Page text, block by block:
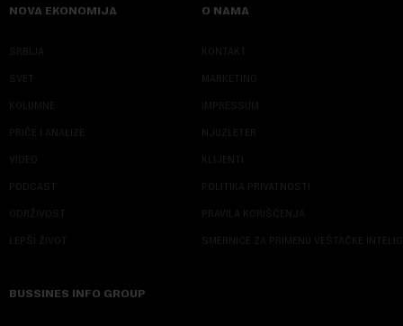
NOVA EKONOMIJA
SRBIJA
SVET
KOLUMNE
PRIČE I ANALIZE
VIDEO
PODCAST
ODRŽIVOST
LEPŠI ŽIVOT
O NAMA
KONTAKT
MARKETING
IMPRESSUM
NJUZLETER
KLIJENTI
POLITIKA PRIVATNOSTI
PRAVILA KORIŠĆENJA
SMERNICE ZA PRIMENU VEŠTAČKE
BUSSINES INFO GROUP